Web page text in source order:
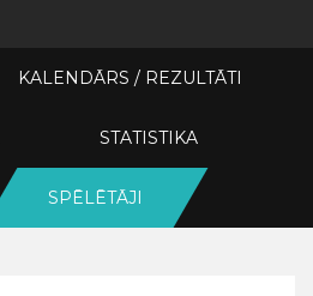
KALENDĀRS / REZULTĀTI
STATISTIKA
SPĒLĒTĀJI